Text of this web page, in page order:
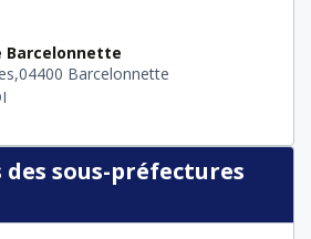
Barcelonnette
Barcelonnette
des sous-préfectures